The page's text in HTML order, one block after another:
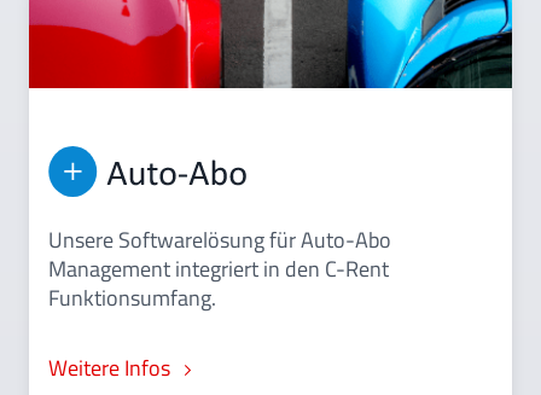
Unsere Softwarelösung für Auto-Abo
Management integriert in den C-Rent
Funktionsumfang.
Weitere Infos